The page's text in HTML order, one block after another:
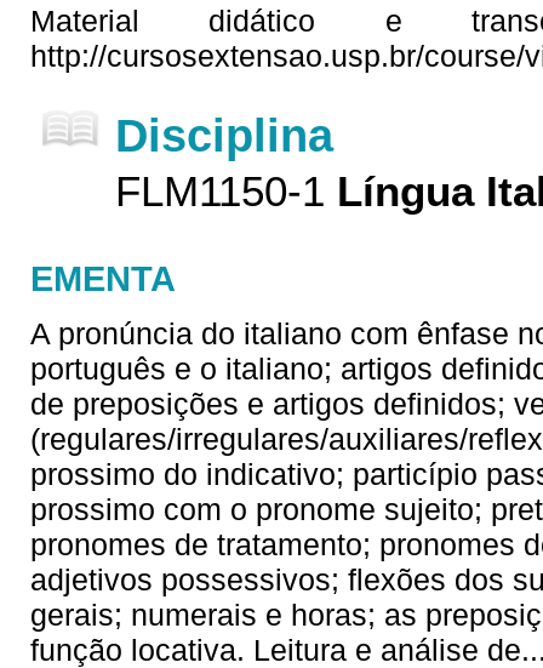
Material didático e
http://cursosextensao.usp.br/course/
Disciplina
FLM1150-1 Língua
EMENTA
A pronúncia do italiano com ênfase
português e o italiano; artigos
de preposições e artigos definidos;
(regulares/irregulares/auxiliares/
prossimo do indicativo; particípio
prossimo com o pronome sujeito;
pronomes de tratamento; pronomes
adjetivos possessivos; flexões dos
gerais; numerais e horas; as
função locativa. Leitura e análise de